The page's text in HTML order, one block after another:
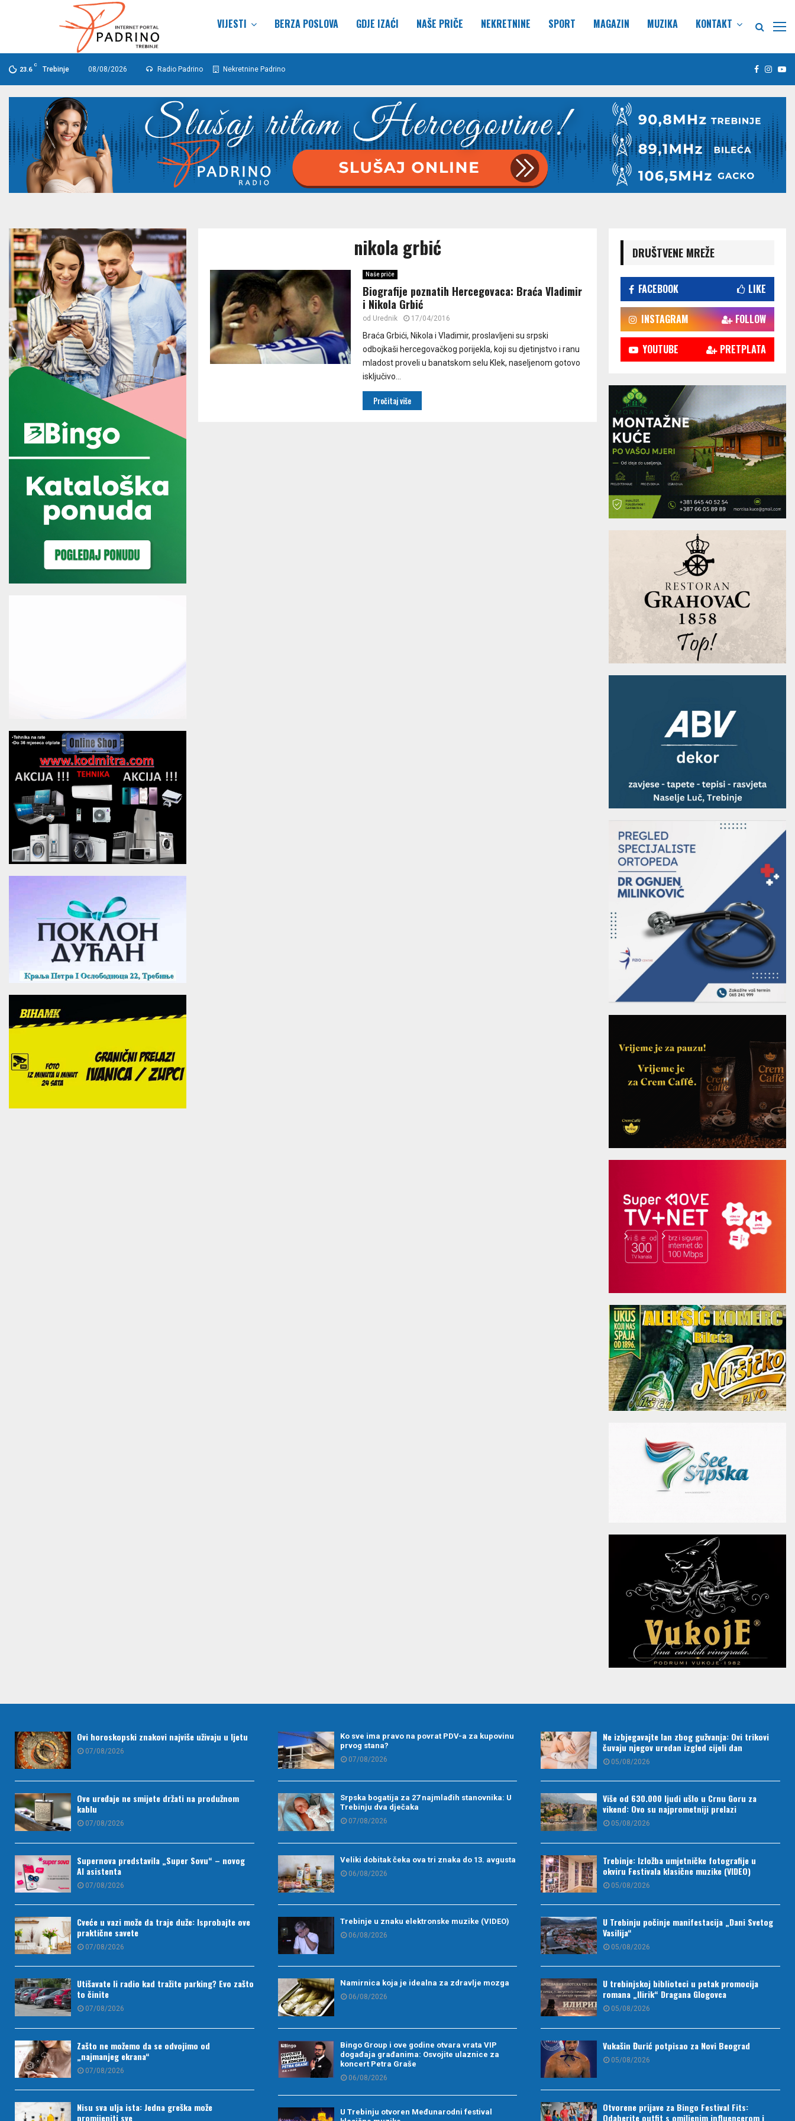
VIJESTI BERZA POSLOVA GDJE IZAĆI NAŠE PRIČE NEKRETNINE SPORT MAGAZIN MUZIKA KONTAKT
23.6
C
Trebinje 08/08/2026 Radio Padrino Nekretnine Padrino Facebook
nikola grbić
Naše priče
Biografije poznatih Hercegovaca: Braća Vladimir
i Nikola Grbić
od Urednik 17/04/2016
Braća Grbići, Nikola i Vladimir, proslavljeni su srpski
odbojkaši hercegovačkog porijekla, koji su djetinjstvo i ranu
mladost proveli u banatskom selu Klek, naseljenom gotovo
isključivo...
Pročitaj više
DRUŠTVENE MREŽE
FACEBOOK LIKE
INSTAGRAM FOLLOW
YOUTUBE PRETPLATA
Ovi horoskopski znakovi najviše uživaju u ljetu
07/08/2026
Ove uređaje ne smijete držati na produžnom
kablu
07/08/2026
Supernova predstavila „Super Sovu“ – novog
AI asistenta
07/08/2026
Cveće u vazi može da traje duže: Isprobajte ove
praktične savete
07/08/2026
Utišavate li radio kad tražite parking? Evo zašto
to činite
07/08/2026
Zašto ne možemo da se odvojimo od
„najmanjeg ekrana“
07/08/2026
Nisu sva ulja ista: Jedna greška može
promijeniti sve
Ko sve ima pravo na povrat PDV-a za kupovinu
prvog stana?
07/08/2026
Srpska bogatija za 27 najmlađih stanovnika: U
Trebinju dva dječaka
07/08/2026
Veliki dobitak čeka ova tri znaka do 13. avgusta
06/08/2026
Trebinje u znaku elektronske muzike (VIDEO)
06/08/2026
Namirnica koja je idealna za zdravlje mozga
06/08/2026
Bingo Group i ove godine otvara vrata VIP
događaja građanima: Osvojite ulaznice za
koncert Petra Graše
06/08/2026
U Trebinju otvoren Međunarodni festival
Ne izbjegavajte lan zbog gužvanja: Ovi trikovi
čuvaju njegov uredan izgled cijeli dan
05/08/2026
Više od 630.000 ljudi ušlo u Crnu Goru za
vikend: Ovo su najprometniji prelazi
05/08/2026
Trebinje: Izložba umjetničke fotografije u
okviru Festivala klasične muzike (VIDEO)
05/08/2026
U Trebinju počinje manifestacija „Dani Svetog
Vasilija“
05/08/2026
U trebinjskoj biblioteci u petak promocija
romana „Ilirik“ Dragana Glogovca
05/08/2026
Vukašin Đurić potpisao za Novi Beograd
05/08/2026
Otvorene prijave za Bingo Festival Fits:
Odaberite outfit s omiljenim influencerom i